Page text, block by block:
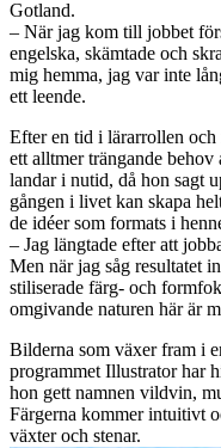
Gotland.
– När jag kom till jobbet
engelska, skämtade och
mig hemma, jag var inte
ett leende.
Efter en tid i lärarrollen
ett alltmer trängande behov
landar i nutid, då hon sagt
gången i livet kan skapa
de idéer som formats i
– Jag längtade efter att
Men när jag såg resultatet
stiliserade färg- och
omgivande naturen här är
Bilderna som växer fram i
programmet Illustrator har
hon gett namnen vildvin,
Färgerna kommer intuitivt
växter och stenar.